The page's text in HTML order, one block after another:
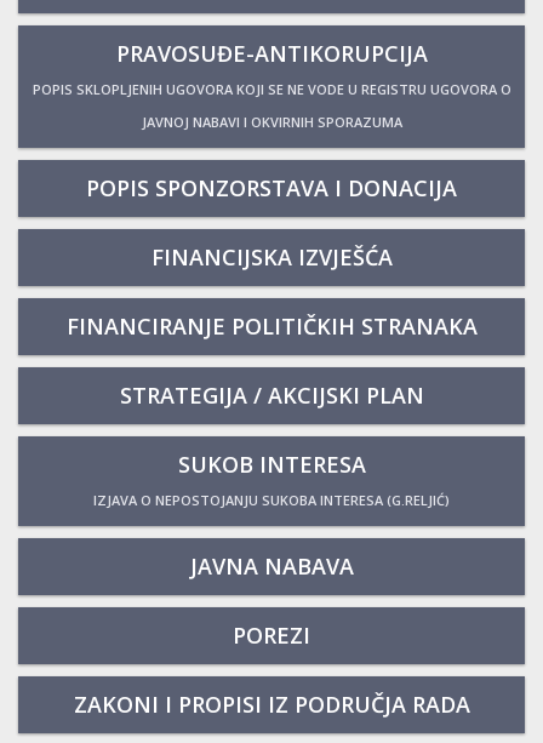
PRAVOSUĐE-ANTIKORUPCIJA
POPIS SKLOPLJENIH UGOVORA KOJI SE NE VODE U REGISTRU UGOVORA O
JAVNOJ NABAVI I OKVIRNIH SPORAZUMA
POPIS SPONZORSTAVA I DONACIJA
FINANCIJSKA IZVJEŠĆA
FINANCIRANJE POLITIČKIH STRANAKA
STRATEGIJA / AKCIJSKI PLAN
SUKOB INTERESA
IZJAVA O NEPOSTOJANJU SUKOBA INTERESA (G.RELJIĆ)
JAVNA NABAVA
POREZI
ZAKONI I PROPISI IZ PODRUČJA RADA